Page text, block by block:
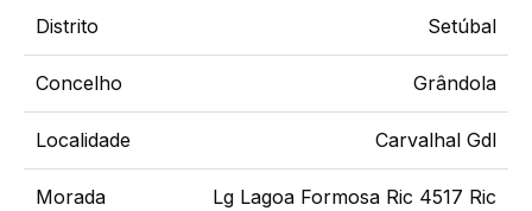
Distrito Setúbal
Concelho Grândola
Localidade Carvalhal Gdl
Morada Lg Lagoa Formosa Ric 4517 Ric